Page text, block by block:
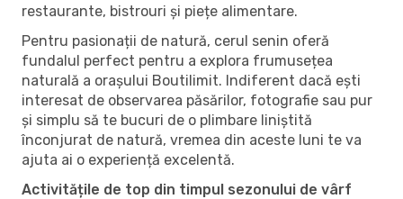
restaurante, bistrouri și piețe alimentare.
Pentru pasionații de natură, cerul senin oferă
fundalul perfect pentru a explora frumusețea
naturală a orașului Boutilimit. Indiferent dacă ești
interesat de observarea păsărilor, fotografie sau pur
și simplu să te bucuri de o plimbare liniștită
înconjurat de natură, vremea din aceste luni te va
ajuta ai o experiență excelentă.
Activitățile de top din timpul sezonului de vârf